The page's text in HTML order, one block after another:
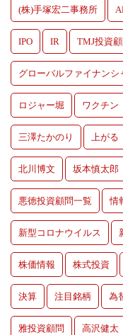
(株)手塚宏二事務所
IPO IR TMJ投資
グローバルファイナンシ
ロジャー堀 ワクチン
三澤たかのり 上がる
北川博文 坂本慎太郎
悪徳投資顧問一覧 情
新型コロナウイルス
株価情報 株式投資
決算 注目銘柄 為
雅投資顧問 高沢健太